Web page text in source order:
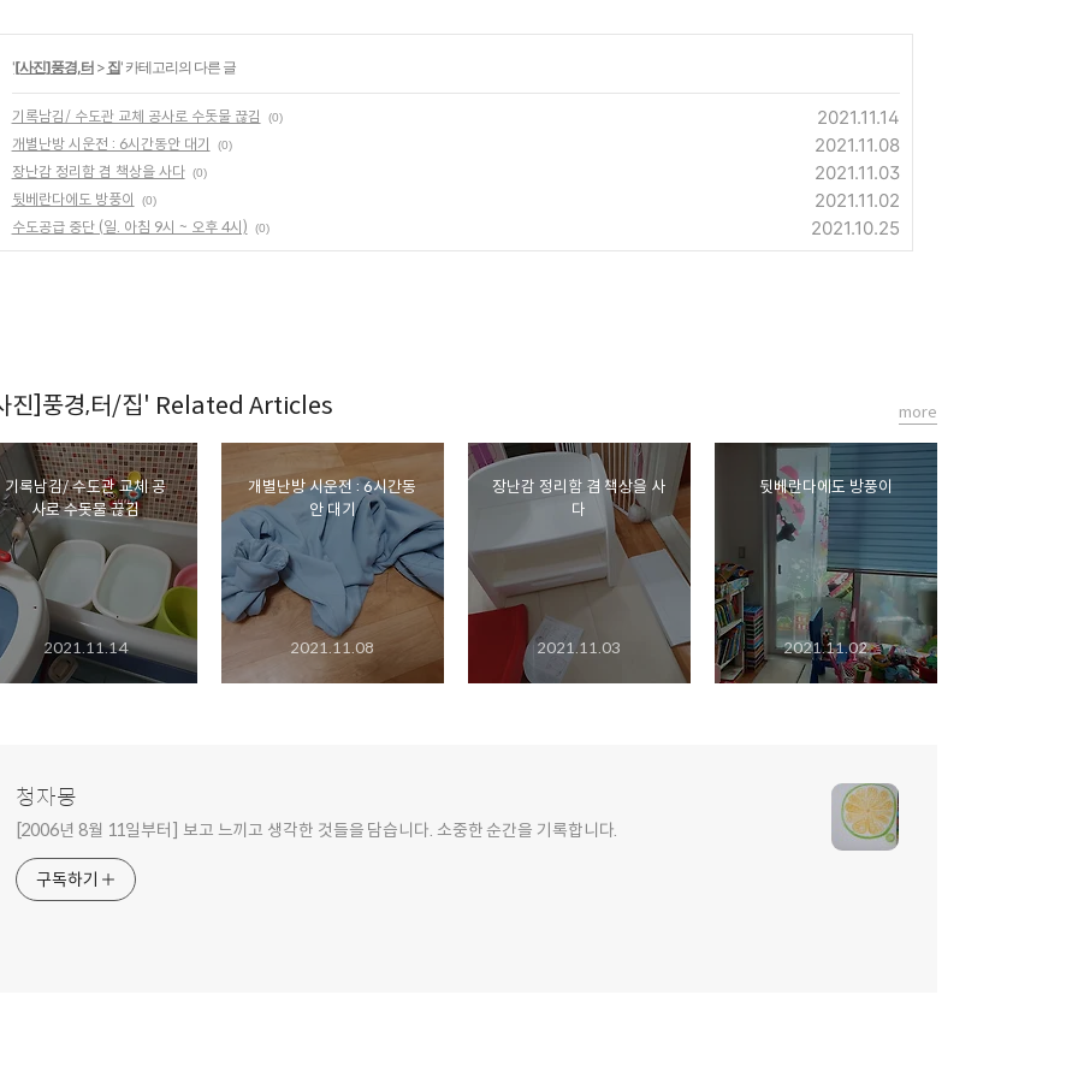
'[사진]풍경,터> 집' 카테고리의 다른 글
기록남김/ 수도관 교체 공사로 수돗물 끊김 (0) 2021.11.14
개별난방 시운전 : 6시간동안 대기 (0) 2021.11.08
장난감 정리함 겸 책상을 사다 (0) 2021.11.03
뒷베란다에도 방풍이 (0) 2021.11.02
수도공급 중단 (일. 아침 9시 ~ 오후 4시) (0) 2021.10.25
진]풍경,터/집' Related Articles
기록남김/ 수도관 교체 공
사로 수돗물 끊김
2021.11.14
개별난방 시운전 : 6시간동
안 대기
2021.11.08
장난감 정리함 겸 책상을 사
다
2021.11.03
뒷베란다에도 방풍이
2021.11.02
more
청자몽
[2006년 8월 11일부터] 보고 느끼고 생각한 것들을 담습니다. 소중한 순간을 기록합니다.
구독하기